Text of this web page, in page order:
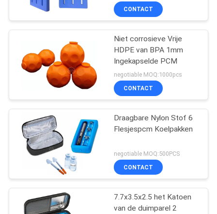
FABRIEKSREIS
KWALITEITSCONTROLE
CONTACTEER
ONS
NIEUWS
GEVALLEN
SITEMAP
CONTACT
Niet corrosieve Vrije
HDPE van BPA 1mm
Ingekapselde PCM
negotiable MOQ:1000pcs
CONTACT
Draagbare Nylon Stof 6
Flesjespcm Koelpakken
negotiable MOQ:500PCS
CONTACT
7.7x3.5x2.5 het Katoen
van de duimparel 2